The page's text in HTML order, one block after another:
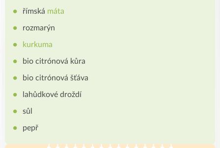
římská máta
rozmarýn
kurkuma
bio citrónová kůra
bio citrónová šťáva
lahůdkové droždí
sůl
pepř